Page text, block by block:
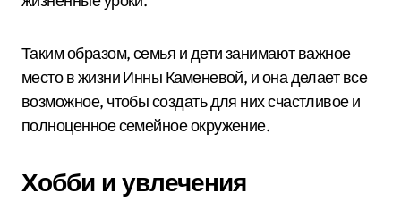
Таким образом, семья и дети занимают важное
место в жизни Инны Каменевой, и она делает все
возможное, чтобы создать для них счастливое и
полноценное семейное окружение.
Хобби и увлечения